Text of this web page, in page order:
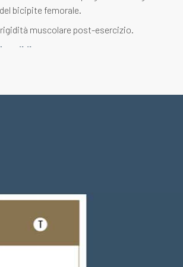
bicipite femorale.
muscolare post-esercizio.
muscolare e il tono della pelle.